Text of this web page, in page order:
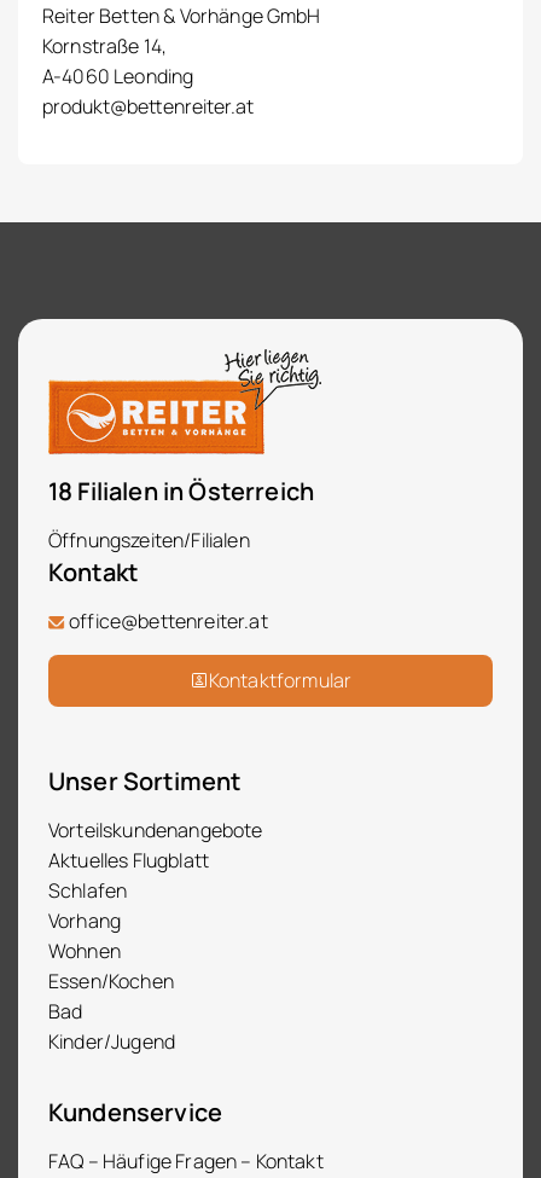
Reiter Betten & Vorhänge GmbH
Kornstraße 14,
A-4060 Leonding
produkt@bettenreiter.at
18 Filialen in Österreich
Öffnungszeiten/Filialen
Kontakt
office@bettenreiter.at
Kontaktformular
Unser Sortiment
Vorteilskundenangebote
Aktuelles Flugblatt
Schlafen
Vorhang
Wohnen
Essen/Kochen
Bad
Kinder/Jugend
Kundenservice
FAQ – Häufige Fragen – Kontakt